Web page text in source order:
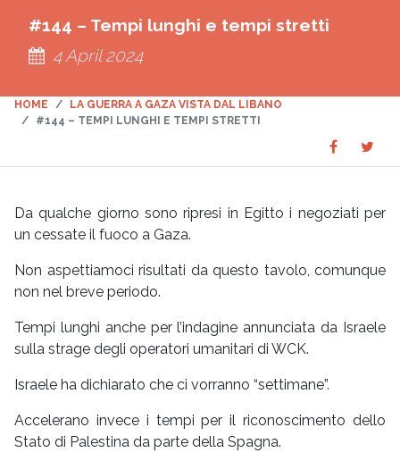
#144 – Tempi lunghi e tempi stretti
4 April 2024
HOME
LA GUERRA A GAZA VISTA DAL LIBANO
#144 – TEMPI LUNGHI E TEMPI STRETTI
Share
on
on
Da qualche giorno sono ripresi in Egitto i negoziati per
un cessate il fuoco a Gaza.
Non aspettiamoci risultati da questo tavolo, comunque
non nel breve periodo.
Tempi lunghi anche per l’indagine annunciata da Israele
sulla strage degli operatori umanitari di WCK.
Israele ha dichiarato che ci vorranno “settimane”.
Accelerano invece i tempi per il riconoscimento dello
Stato di Palestina da parte della Spagna.